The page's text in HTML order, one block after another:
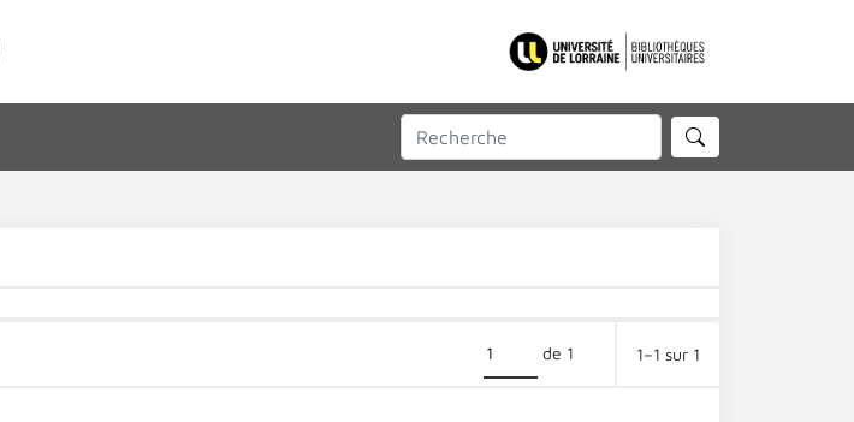
de 1 1–1 sur 1